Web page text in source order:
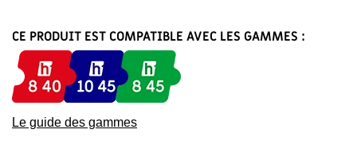
CE PRODUIT EST COMPATIBLE AVEC LES GAMMES :
Le guide des gammes